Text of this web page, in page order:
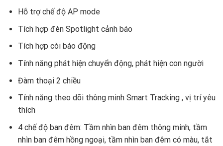
Hỗ trợ chế độ AP mode
Tích hợp đèn Spotlight cảnh báo
Tích hợp còi báo động
Tính năng phát hiện chuyển động, phát hiện con người
Đàm thoại 2 chiều
Tính năng theo dõi thông minh Smart Tracking , vị trí yêu
thích
4 chế độ ban đêm: Tầm nhìn ban đêm thông minh, tầm
nhìn ban đêm hồng ngoại, tầm nhìn ban đêm có màu, tắt